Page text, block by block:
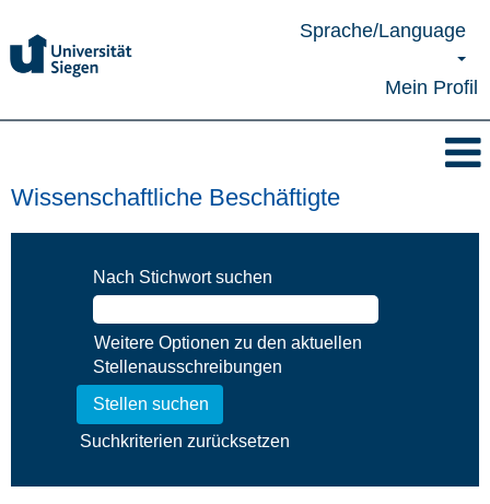
Sprache/Language
Mein Profil
Wissenschaftliche Beschäftigte
Nach Stichwort suchen
Weitere Optionen zu den aktuellen
Stellenausschreibungen
Suchkriterien zurücksetzen